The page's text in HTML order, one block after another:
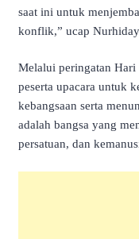
saat ini untuk
konflik,” ucap
Melalui peringatan Hari
peserta upacara untuk
kebangsaan serta
adalah bangsa yang
persatuan, dan